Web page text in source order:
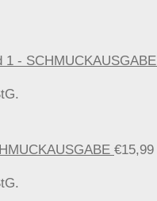
- SCHMUCKAUSGABE
€15,99